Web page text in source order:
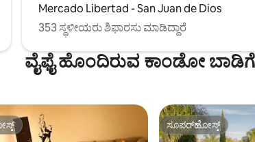
Mercado Libertad - San Juan de Dios
353 ಸ್ಥಳೀಯರು ಶಿಫಾರಸು ಮಾಡಿದ್ದಾರೆ
ವೈಫೈ ಹೊಂದಿರುವ ಕಾಂಡೋ
ಸೂಪರ್‌ಹೋಸ್ಟ್
ಸೂಪರ್‌ಹೋಸ್ಟ್